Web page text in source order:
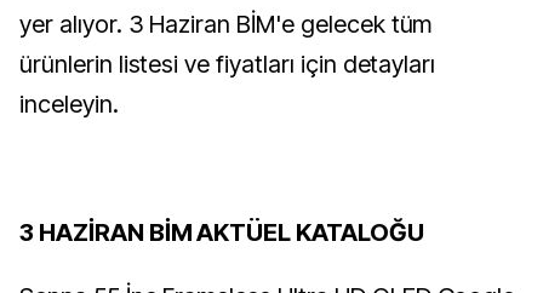
yer alıyor. 3 Haziran BİM'e gelecek tüm
ürünlerin listesi ve fiyatları için detayları
inceleyin.
3 HAZİRAN BİM AKTÜEL KATALOĞU